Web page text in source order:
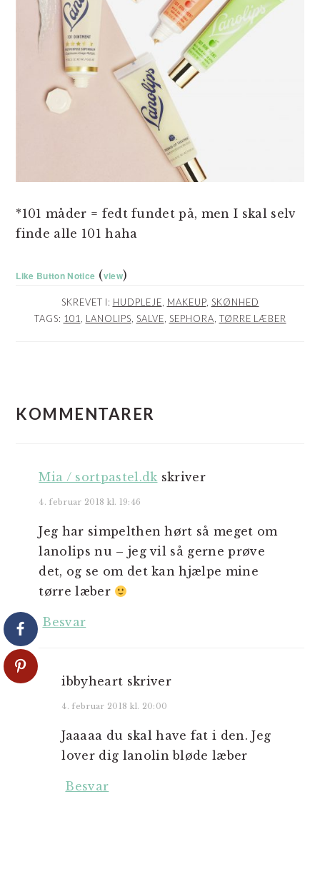
*101 måder = fedt fundet på, men I skal selv
finde alle 101 haha
Like Button Notice (view)
SKREVET I: HUDPLEJE, MAKEUP, SKØNHED
TAGS: 101, LANOLIPS, SALVE, SEPHORA, TØRRE LÆBER
KOMMENTARER
Mia / sortpastel.dk skriver
4. februar 2018 kl. 19:46
Jeg har simpelthen hørt så meget om
lanolips nu – jeg vil så gerne prøve
det, og se om det kan hjælpe mine
tørre læber
Besvar
ibbyheart skriver
4. februar 2018 kl. 20:00
Jaaaaa du skal have fat i den. Jeg
lover dig lanolin bløde læber
Besvar